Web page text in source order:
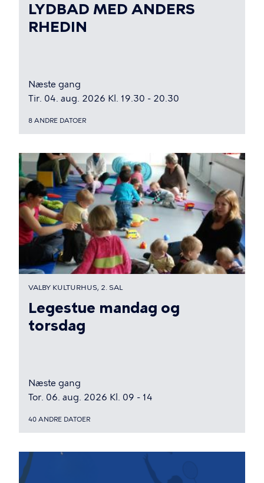
LYDBAD MED ANDERS
RHEDIN
Næste gang
Tir. 04. aug. 2026 Kl. 19.30 - 20.30
8 ANDRE DATOER
VALBY KULTURHUS, 2. SAL
Legestue mandag og
torsdag
Næste gang
Tor. 06. aug. 2026 Kl. 09 - 14
40 ANDRE DATOER